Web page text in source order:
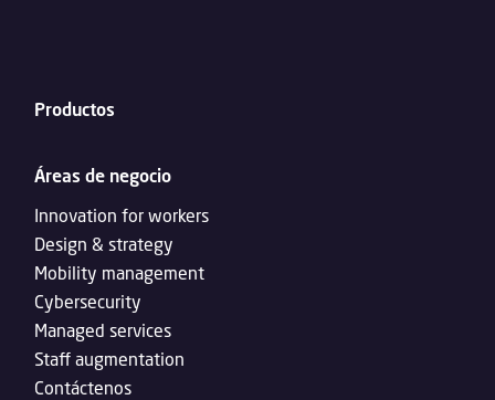
Productos
Áreas de negocio
Innovation for workers
Design & strategy
Mobility management
Cybersecurity
Managed services
Staff augmentation
Contáctenos